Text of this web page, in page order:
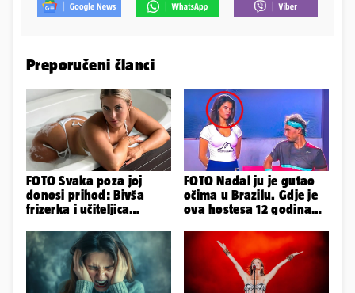
Preporučeni članci
FOTO Svaka poza joj
donosi prihod: Bivša
frizerka i učiteljica
Instagram
FOTO Nadal ju je gutao
očima u Brazilu. Gdje je
ova hostesa 12 godina